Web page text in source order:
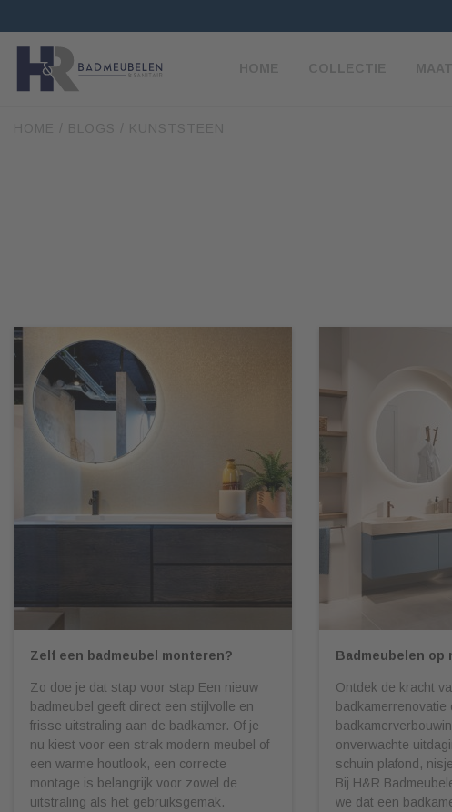
HOME COLLECTIE
HOME BLOGS KUNSTSTEEN
Zelf een badmeubel monteren?
Zo doe je dat stap voor stap Een nieuw
badmeubel geeft direct een stijlvolle en
frisse uitstraling aan de badkamer. Of je
nu kiest voor een strak modern meubel of
een warme houtlook, een correcte
montage is belangrijk voor zowel de
uitstraling als het gebruiksgemak.
Badmeubelen op
Ontdek de kracht
badkamerrenovatie
onverwachte
schuin plafond,
Bij H&R
we dat een